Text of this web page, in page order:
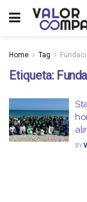
Home Tag
Etiqueta:
BY